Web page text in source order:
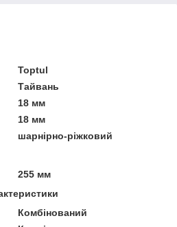
Toptul
Тайвань
18 мм
18 мм
шарнірно-ріжковий
255 мм
Комбінований